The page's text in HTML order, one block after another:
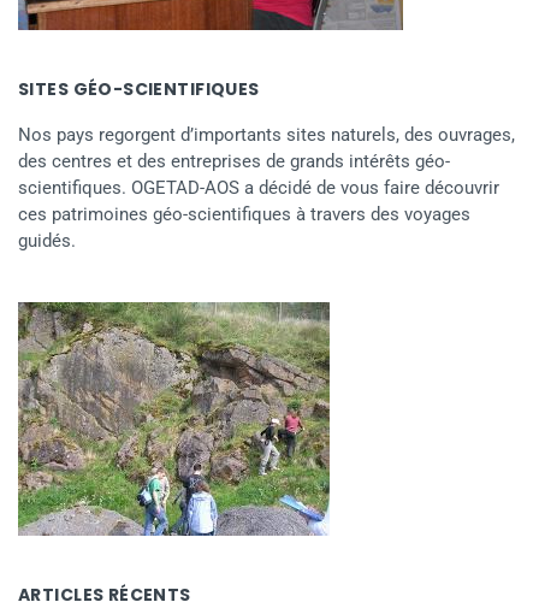
SITES GÉO-SCIENTIFIQUES
Nos pays regorgent d’importants sites naturels, des ouvrages,
des centres et des entreprises de grands intérêts géo-
scientifiques. OGETAD-AOS a décidé de vous faire découvrir
ces patrimoines géo-scientifiques à travers des voyages
guidés.
ARTICLES RÉCENTS